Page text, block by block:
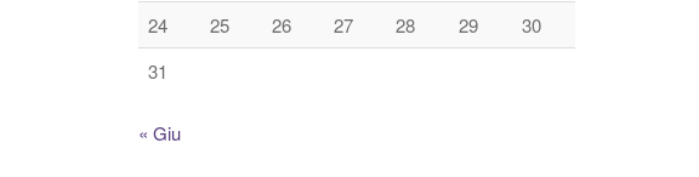
24
25 26 27 28 29
30
31
« Giu